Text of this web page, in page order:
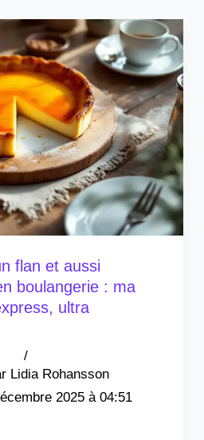
flan et aussi
boulangerie : ma
ultra
Lidia Rohansson
/
2025 à 04:51